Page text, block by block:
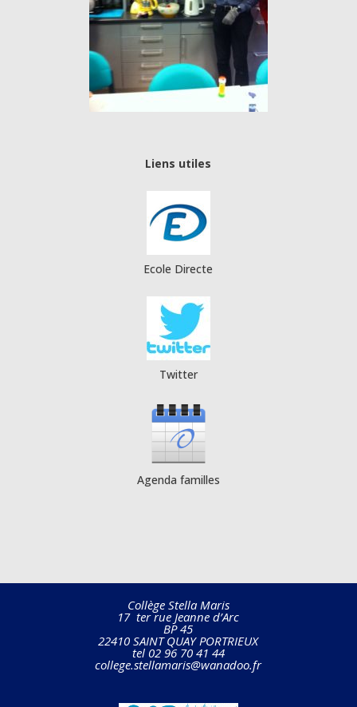
Liens utiles
Ecole Directe
Twitter
Agenda familles
Collège Stella Maris
17 ter rue Jeanne d’Arc
BP 45
22410 SAINT QUAY PORTRIEUX
tel 02 96 70 41 44
college.stellamaris@wanadoo.fr